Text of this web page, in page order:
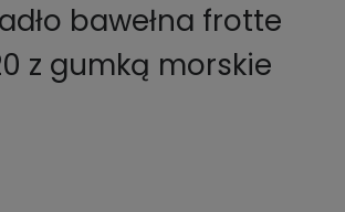
bawełna frotte
z gumką morskie